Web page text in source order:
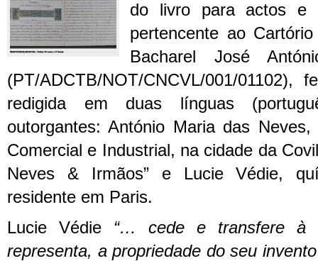
do livro para actos e
pertencente ao
Bacharel José
(PT/ADCTB/NOT/CNCVL/001/01102),
redigida em duas línguas
outorgantes: António Maria das
Comercial e Industrial, na cidade da
Neves & Irmãos” e Lucie Védie,
residente em Paris.
Lucie Védie “… cede e transfere à
representa, a propriedade do seu